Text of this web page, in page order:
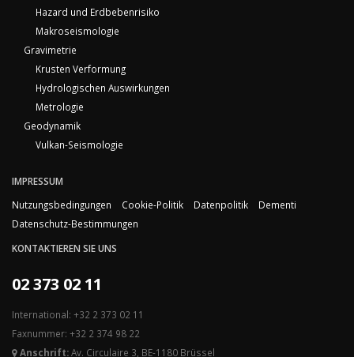
Hazard und Erdbebenrisiko
Makroseismologie
Gravimetrie
Krusten Verformung
Hydrologischen Auswirkungen
Metrologie
Geodynamik
Vulkan-Seismologie
IMPRESSUM
Nutzungsbedingungen
Cookie-Politik Datenpolitik
Dementi
Datenschutz-Bestimmungen
KONTAKTIEREN SIE UNS
02 373 02 11
International: +32 2 373 02 11
Faxnummer: +32 2 374 98 22
Anschrift:Av. Circulaire 3, BE-1180 Brüssel